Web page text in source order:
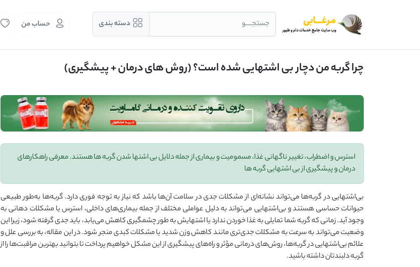
جستجــــو دسته بندی حساب من
چرا گربه من دچار بی اشتهایی شده است؟ (روش های درمان + پیشگیری)
استرس و اضطراب، تغییر ناگهانی غذا، مسمومیت و بیماری از جمله دلایل بی اشتها شدن گربه ها هستند. معرفی راهکارهای
درمان و پیشگیری از بی اشتهایی گربه ها
بی‌اشتهایی در گربه‌ها می‌تواند نشانه‌ای از مشکلات جدی در سلامت آن‌ها باشد که نیاز به توجه فوری دارد. گربه‌ها به‌طور طبیعی
حیوانات حساسی هستند و بی‌اشتهایی می‌تواند به دلیل عواملی مختلف از جمله بیماری‌های داخلی، استرس یا مشکلات دهانی به
وجود آید. زمانی که گربه شما تمایلی به غذا خوردن ندارد یا اشتهایش به طور چشمگیری کاهش می‌یابد، باید جدی گرفته شود، زیرا این
وضعیت می‌تواند به سرعت به مشکلات جدی‌تری مانند کاهش وزن شدید یا مشکلات کبدی منجر شود. در این مقاله، به بررسی علل و
علائم بی‌اشتهایی در گربه‌ها، روش‌های درمانی مؤثر و راه‌های پیشگیری از این مشکل خواهیم پرداخت تا بتوانید بهترین مراقبت‌ها را از
گربه دلبندتان داشته باشید.